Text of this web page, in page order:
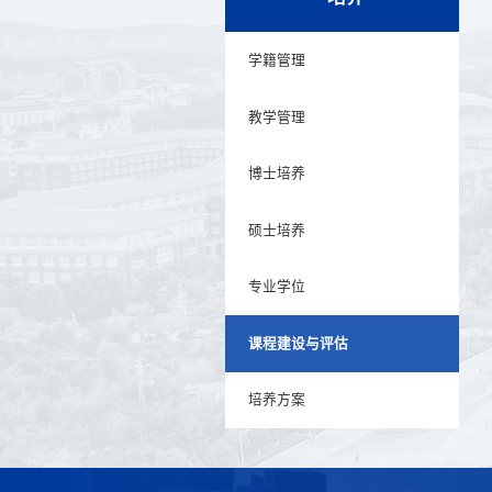
学籍管理
教学管理
博士培养
硕士培养
专业学位
课程建设与评估
培养方案